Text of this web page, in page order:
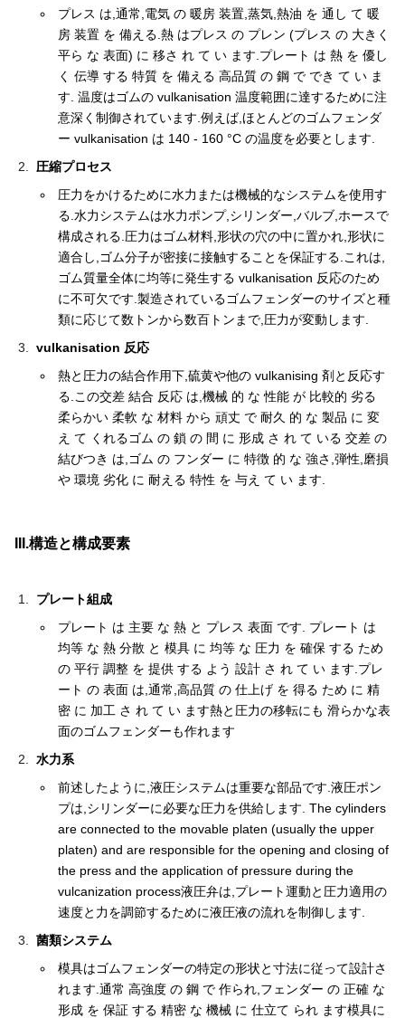
プレス は,通常,電気 の 暖房 装置,蒸気,熱油 を 通し て 暖
房 装置 を 備える.熱 はプレス の プレン (プレス の 大きく
平ら な 表面) に 移さ れ て い ます.プレート は 熱 を 優し
く 伝導 する 特質 を 備える 高品質 の 鋼 で でき て い ま
す. 温度はゴムの vulkanisation 温度範囲に達するために注
意深く制御されています.例えば,ほとんどのゴムフェンダ
ー vulkanisation は 140 - 160 °C の温度を必要とします.
圧縮プロセス
圧力をかけるために水力または機械的なシステムを使用す
る.水力システムは水力ポンプ,シリンダー,バルブ,ホースで
構成される.圧力はゴム材料,形状の穴の中に置かれ,形状に
適合し,ゴム分子が密接に接触することを保証する.これは,
ゴム質量全体に均等に発生する vulkanisation 反応のため
に不可欠です.製造されているゴムフェンダーのサイズと種
類に応じて数トンから数百トンまで,圧力が変動します.
vulkanisation 反応
熱と圧力の結合作用下,硫黄や他の vulkanising 剤と反応す
る.この交差 結合 反応 は,機械 的 な 性能 が 比較的 劣る
柔らかい 柔軟 な 材料 から 頑丈 で 耐久 的 な 製品 に 変
え て くれるゴム の 鎖 の 間 に 形成 さ れ て いる 交差 の
結びつき は,ゴム の フンダー に 特徴 的 な 強さ,弾性,磨損
や 環境 劣化 に 耐える 特性 を 与え て い ます.
III.構造と構成要素
プレート組成
プレート は 主要 な 熱 と プレス 表面 です. プレート は
均等 な 熱 分散 と 模具 に 均等 な 圧力 を 確保 する ため
の 平行 調整 を 提供 する よう 設計 さ れ て い ます.プレ
ート の 表面 は,通常,高品質 の 仕上げ を 得る ため に 精
密 に 加工 さ れ て い ます熱と圧力の移転にも 滑らかな表
面のゴムフェンダーも作れます
水力系
前述したように,液圧システムは重要な部品です.液圧ポン
プは,シリンダーに必要な圧力を供給します. The cylinders
are connected to the movable platen (usually the upper
platen) and are responsible for the opening and closing of
the press and the application of pressure during the
vulcanization process液圧弁は,プレート運動と圧力適用の
速度と力を調節するために液圧液の流れを制御します.
菌類システム
模具はゴムフェンダーの特定の形状と寸法に従って設計さ
れます.通常 高強度 の 鋼 で 作られ,フェンダー の 正確 な
形成 を 保証 する 精密 な 機械 に 仕立て られ ます模具に